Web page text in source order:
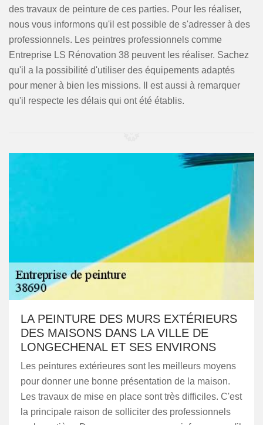
des travaux de peinture de ces parties. Pour les réaliser,
nous vous informons qu'il est possible de s'adresser à des
professionnels. Les peintres professionnels comme
Entreprise LS Rénovation 38 peuvent les réaliser. Sachez
qu'il a la possibilité d'utiliser des équipements adaptés
pour mener à bien les missions. Il est aussi à remarquer
qu'il respecte les délais qui ont été établis.
LA PEINTURE DES MURS EXTÉRIEURS
DES MAISONS DANS LA VILLE DE
LONGECHENAL ET SES ENVIRONS
Les peintures extérieures sont les meilleurs moyens
pour donner une bonne présentation de la maison.
Les travaux de mise en place sont très difficiles. C'est
la principale raison de solliciter des professionnels